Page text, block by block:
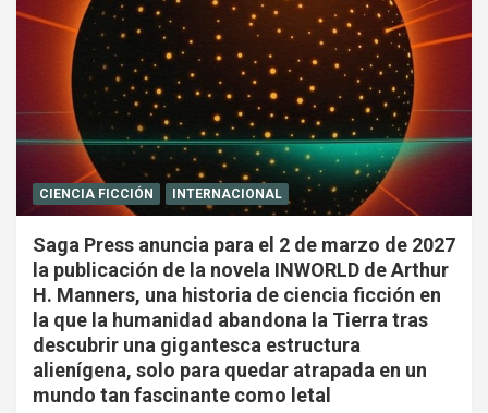
CIENCIA FICCIÓN INTERNACIONAL
Saga Press anuncia para el 2 de marzo de 2027
la publicación de la novela INWORLD de Arthur
H. Manners, una historia de ciencia ficción en
la que la humanidad abandona la Tierra tras
descubrir una gigantesca estructura
alienígena, solo para quedar atrapada en un
mundo tan fascinante como letal